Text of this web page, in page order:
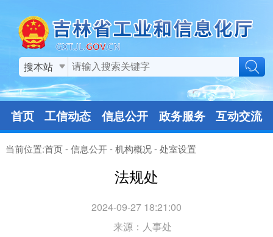
搜本站
首页 工信动态 信息公开 政务服务 互动交流
当前位置:首页-信息公开-机构概况-处室设置
法规处
2024-09-27 18:21:00
来源： 人事处